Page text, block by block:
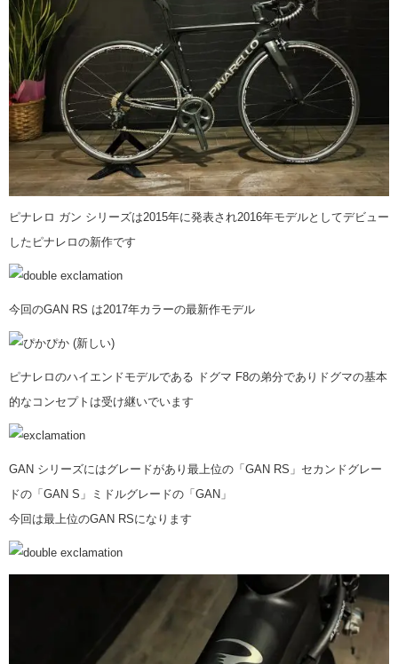
ピナレロ ガン シリーズは2015年に発表され2016年モデルとしてデビュー
したピナレロの新作です
今回のGAN RS は2017年カラーの最新作モデル
ピナレロのハイエンドモデルである ドグマ F8の弟分でありドグマの基本
的なコンセプトは受け継いでいます
GAN シリーズにはグレードがあり最上位の「GAN RS」セカンドグレー
ドの「GAN S」ミドルグレードの「GAN」
今回は最上位のGAN RSになります